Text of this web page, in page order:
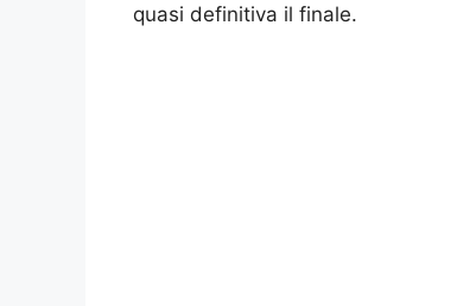
quasi definitiva il finale.